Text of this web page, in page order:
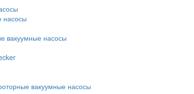
насосы
вакуумные насосы
вакуумные насосы